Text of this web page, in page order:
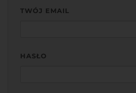
TWÓJ EMAIL
HASŁO